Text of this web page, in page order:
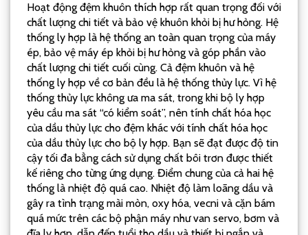
Hoạt động đệm khuôn thích hợp rất quan trọng đối với
chất lượng chi tiết và bảo vệ khuôn khỏi bị hư hỏng. Hệ
thống ly hợp là hệ thống an toàn quan trọng của máy
ép, bảo vệ máy ép khỏi bị hư hỏng và góp phần vào
chất lượng chi tiết cuối cùng. Cả đệm khuôn và hệ
thống ly hợp về cơ bản đều là hệ thống thủy lực. Vì hệ
thống thủy lực không ưa ma sát, trong khi bộ ly hợp
yêu cầu ma sát “có kiểm soát”, nên tính chất hóa học
của dầu thủy lực cho đệm khác với tính chất hóa học
của dầu thủy lực cho bộ ly hợp. Bạn sẽ đạt được độ tin
cậy tối đa bằng cách sử dụng chất bôi trơn được thiết
kế riêng cho từng ứng dụng. Điểm chung của cả hai hệ
thống là nhiệt độ quá cao. Nhiệt độ làm loãng dầu và
gây ra tình trạng mài mòn, oxy hóa, vecni và cặn bám
quá mức trên các bộ phận máy như van servo, bơm và